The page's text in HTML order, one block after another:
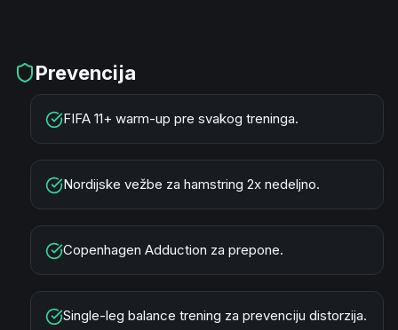
Prevencija
FIFA 11+ warm-up pre svakog treninga.
Nordijske vežbe za hamstring 2x nedeljno.
Copenhagen Adduction za prepone.
Single-leg balance trening za prevenciju distorzija.